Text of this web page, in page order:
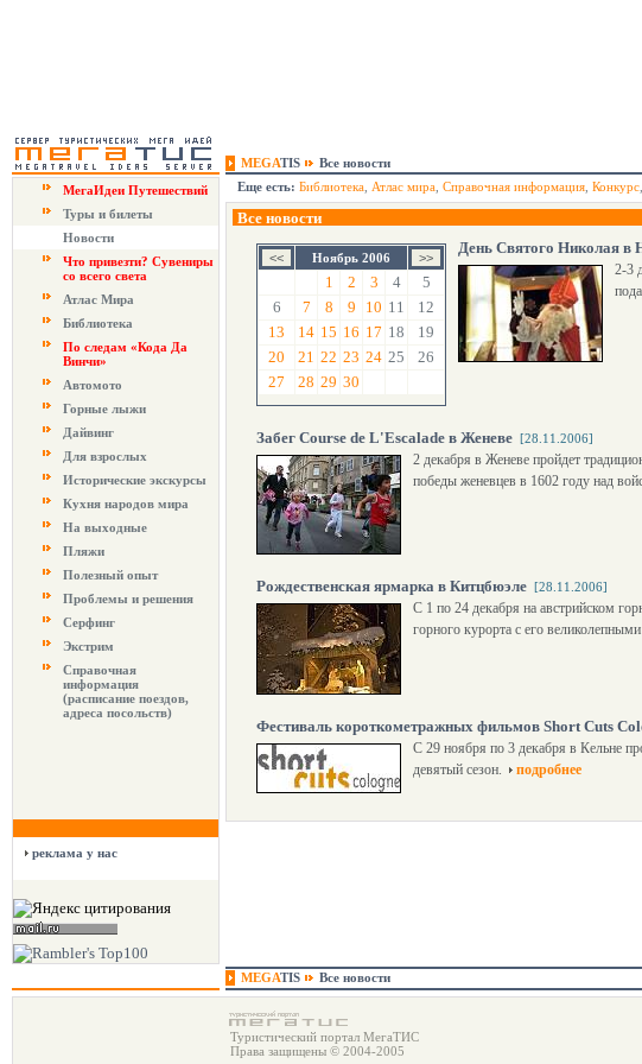
MEGATIS
Все новости
МегаИдеи Путешествий
Туры и билеты
Новости
Что привезти? Сувениры
со всего света
Атлас Мира
Библиотека
По следам «Кода Да
Винчи»
Автомото
Горные лыжи
Дайвинг
Для взрослых
Исторические экскурсы
Кухня народов мира
На выходные
Пляжи
Полезный опыт
Проблемы и решения
Серфинг
Экстрим
Справочная
информация
(расписание поездов,
адреса посольств)
реклама у нас
Еще есть: Библиотека Атлас мира Справочная информация Конкурс
Все новости
Ноябрь 2006
1 2 3 4
5
6
7 8 9 10 11
12
13
14 15 16 17 18
19
20
21 22 23 24 25
26
27
28 29 30
День Святого Николая в
2-3
Забег Course de L'Escalade в Женеве [28.11.2006]
2 декабря в Женеве пройдет
победы женевцев в 1602 году над
Рождественская ярмарка в Китцбюэле [28.11.2006]
С 1 по 24 декабря на австрийском
горного курорта с его
Фестиваль короткометражных фильмов Short Cuts
С 29 ноября по 3 декабря в Кельне
девятый сезон.
подробнее
MEGATIS Все новости
Туристический портал МегаТИС
Права защищены © 2004-2005